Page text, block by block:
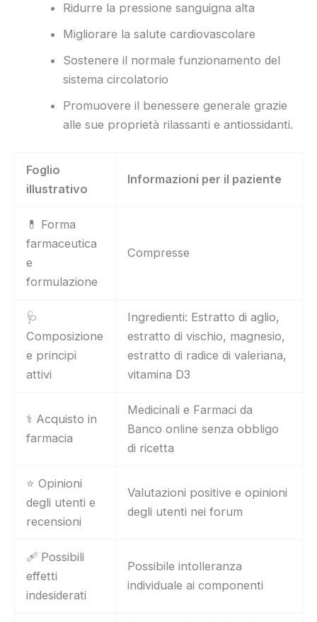
Ridurre la pressione sanguigna alta
Migliorare la salute cardiovascolare
Sostenere il normale funzionamento del
sistema circolatorio
Promuovere il benessere generale grazie
alle sue proprietà rilassanti e antiossidanti.
Foglio
illustrativo
Informazioni per il paziente
💊 Forma
farmaceutica
e
formulazione
Compresse
🩺
Composizione
e principi
attivi
Ingredienti: Estratto di aglio,
estratto di vischio, magnesio,
estratto di radice di valeriana,
vitamina D3
⚕️ Acquisto in
farmacia
Medicinali e Farmaci da
Banco online senza obbligo
di ricetta
⭐ Opinioni
degli utenti e
recensioni
Valutazioni positive e opinioni
degli utenti nei forum
🩹 Possibili
effetti
indesiderati
Possibile intolleranza
individuale ai componenti